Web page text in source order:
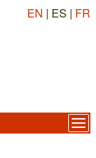
EN | ES | FR